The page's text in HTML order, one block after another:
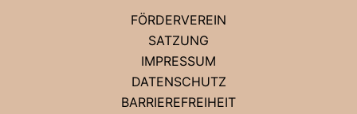
FÖRDERVEREIN
SATZUNG
IMPRESSUM
DATENSCHUTZ
BARRIEREFREIHEIT